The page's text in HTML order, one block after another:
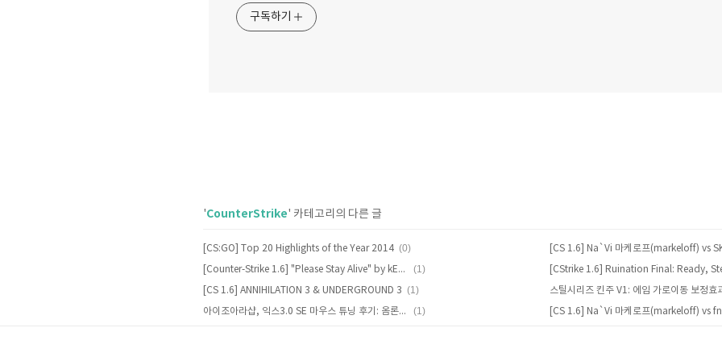
구독하기
'CounterStrike' 카테고리의 다른 글
[CS:GO] Top 20 Highlights of the Year 2014 (0)
[Counter-Strike 1.6] "Please Stay Alive" by kERTIZ (1)
[CS 1.6] ANNIHILATION 3 & UNDERGROUND 3 (1)
아이조아라샵, 익스3.0 SE 마우스 튜닝 후기: 옴론재팬/도색/무게추/센서/에일리언웨어 (1)